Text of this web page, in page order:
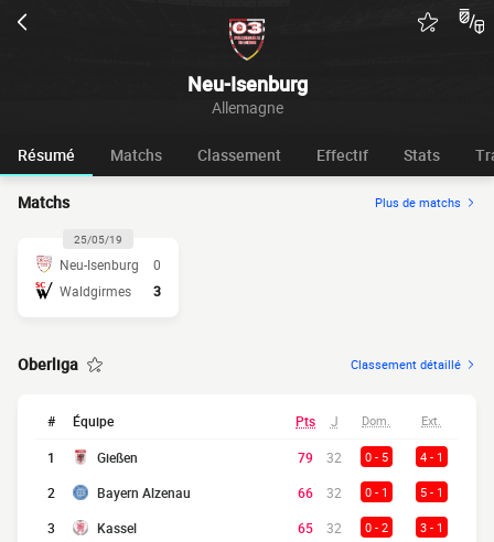
Neu-Isenburg
Allemagne
Résumé Matchs Classement Effectif Stats
Matchs Plus de matchs
25/05/19
Neu-Isenburg
0
Waldgirmes
3
Oberliga Classement détaillé
# Équipe Pts J Dom. Ext.
1 Gießen 79 32 0 - 5 4 - 1
2 Bayern Alzenau 66 32 0 - 1 5 - 1
3 Kassel 65 32 0 - 2 3 - 1